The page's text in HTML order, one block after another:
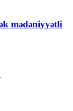
mədəniyyətli